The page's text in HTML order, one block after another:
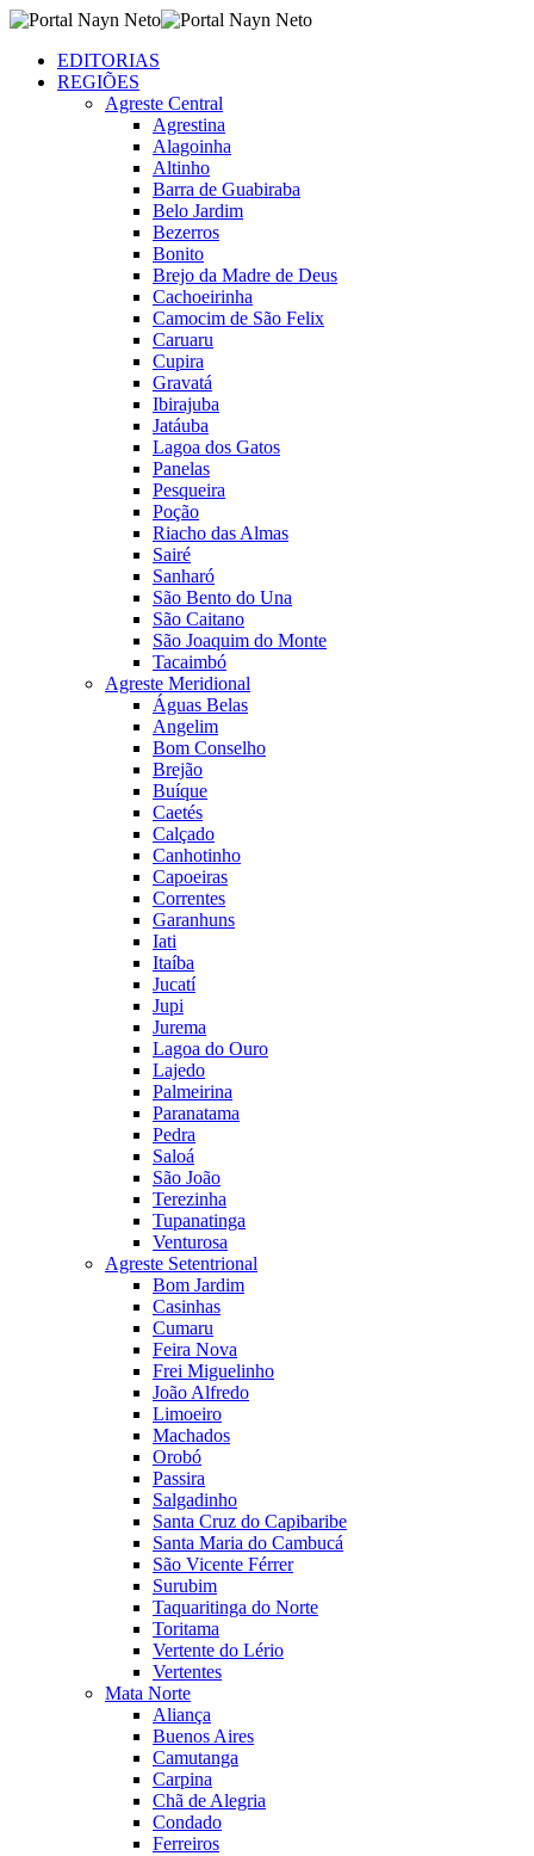
EDITORIAS
REGIÕES
Agreste Central
Agrestina
Alagoinha
Altinho
Barra de Guabiraba
Belo Jardim
Bezerros
Bonito
Brejo da Madre de Deus
Cachoeirinha
Camocim de São Felix
Caruaru
Cupira
Gravatá
Ibirajuba
Jatáuba
Lagoa dos Gatos
Panelas
Pesqueira
Poção
Riacho das Almas
Sairé
Sanharó
São Bento do Una
São Caitano
São Joaquim do Monte
Tacaimbó
Agreste Meridional
Águas Belas
Angelim
Bom Conselho
Brejão
Buíque
Caetés
Calçado
Canhotinho
Capoeiras
Correntes
Garanhuns
Iati
Itaíba
Jucatí
Jupi
Jurema
Lagoa do Ouro
Lajedo
Palmeirina
Paranatama
Pedra
Saloá
São João
Terezinha
Tupanatinga
Venturosa
Agreste Setentrional
Bom Jardim
Casinhas
Cumaru
Feira Nova
Frei Miguelinho
João Alfredo
Limoeiro
Machados
Orobó
Passira
Salgadinho
Santa Cruz do Capibaribe
Santa Maria do Cambucá
São Vicente Férrer
Surubim
Taquaritinga do Norte
Toritama
Vertente do Lério
Vertentes
Mata Norte
Aliança
Buenos Aires
Camutanga
Carpina
Chã de Alegria
Condado
Ferreiros